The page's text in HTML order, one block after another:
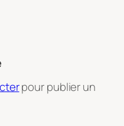
pour publier un